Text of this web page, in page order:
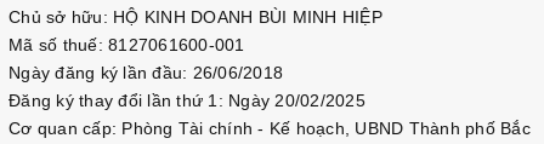
Chủ sở hữu: HỘ KINH DOANH BÙI MINH HIỆP
Mã số thuế: 8127061600-001
Ngày đăng ký lần đầu: 26/06/2018
Đăng ký thay đổi lần thứ 1: Ngày 20/02/2025
Cơ quan cấp: Phòng Tài chính - Kế hoạch, UBND Thành phố Bắc